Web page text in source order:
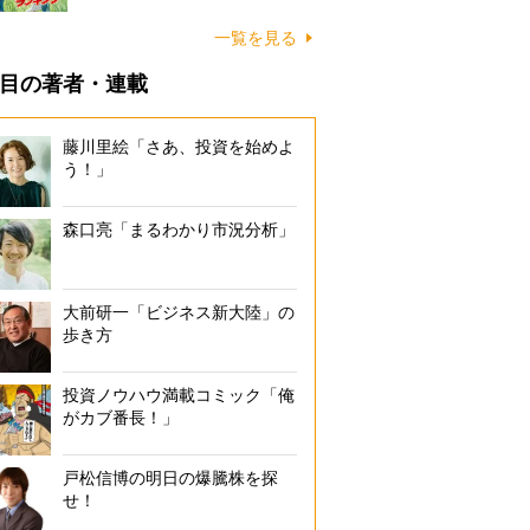
一覧を見る
の著者・連載
藤川里絵「さあ、投資を始めよ
う！」
森口亮「まるわかり市況分析」
大前研一「ビジネス新大陸」の
歩き方
投資ノウハウ満載コミック「俺
がカブ番長！」
戸松信博の明日の爆騰株を探
せ！